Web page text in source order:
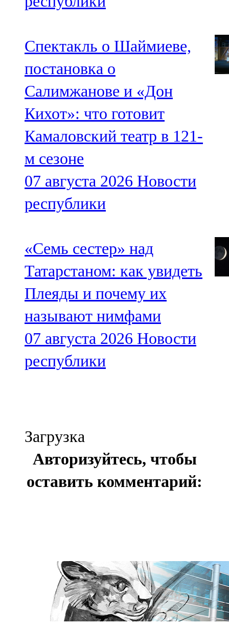
Спектакль о Шаймиеве,
постановка о
Салимжанове и «Дон
Кихот»: что готовит
Камаловский театр в 121-
м сезоне
07 августа 2026 Новости
республики
«Семь сестер» над
Татарстаном: как увидеть
Плеяды и почему их
называют нимфами
07 августа 2026 Новости
республики
Загрузка
Авторизуйтесь, чтобы
оставить комментарий: